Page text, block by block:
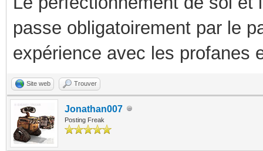
passe obligatoirement par le
expérience avec les profanes
Site web Trouver
Jonathan007
Posting Freak